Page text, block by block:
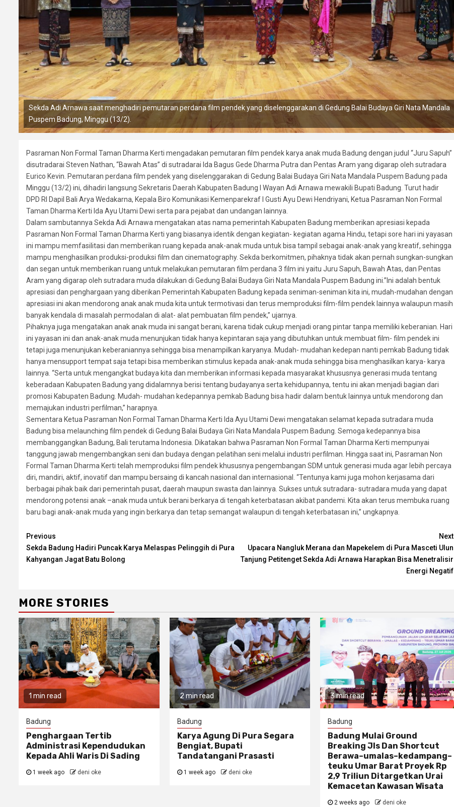
Sekda Adi Arnawa saat menghadiri pemutaran perdana film pendek yang diselenggarakan di Gedung Balai Budaya Giri Nata Mandala
Puspem Badung, Minggu (13/2).
Pasraman Non Formal Taman Dharma Kerti mengadakan pemutaran film pendek karya anak muda Badung dengan judul “Juru Sapuh”
disutradarai Steven Nathan, “Bawah Atas” di sutradarai Ida Bagus Gede Dharma Putra dan Pentas Aram yang digarap oleh sutradara
Eurico Kevin. Pemutaran perdana film pendek yang diselenggarakan di Gedung Balai Budaya Giri Nata Mandala Puspem Badung pada
Minggu (13/2) ini, dihadiri langsung Sekretaris Daerah Kabupaten Badung I Wayan Adi Arnawa mewakili Bupati Badung. Turut hadir
DPD RI Dapil Bali Arya Wedakarna, Kepala Biro Komunikasi Kemenparekraf I Gusti Ayu Dewi Hendriyani, Ketua Pasraman Non Formal
Taman Dharma Kerti Ida Ayu Utami Dewi serta para pejabat dan undangan lainnya.
Dalam sambutannya Sekda Adi Arnawa mengatakan atas nama pemerintah Kabupaten Badung memberikan apresiasi kepada
Pasraman Non Formal Taman Dharma Kerti yang biasanya identik dengan kegiatan- kegiatan agama Hindu, tetapi sore hari ini yayasan
ini mampu memfasilitasi dan memberikan ruang kepada anak-anak muda untuk bisa tampil sebagai anak-anak yang kreatif, sehingga
mampu menghasilkan produksi-produksi film dan cinematography. Sekda berkomitmen, pihaknya tidak akan pernah sungkan-sungkan
dan segan untuk memberikan ruang untuk melakukan pemutaran film perdana 3 film ini yaitu Juru Sapuh, Bawah Atas, dan Pentas
Aram yang digarap oleh sutradara muda dilakukan di Gedung Balai Budaya Giri Nata Mandala Puspem Badung ini.”Ini adalah bentuk
apresiasi dan penghargaan yang diberikan Pemerintah Kabupaten Badung kepada seniman-seniman kita ini, mudah-mudahan dengan
apresiasi ini akan mendorong anak anak muda kita untuk termotivasi dan terus memproduksi film-film pendek lainnya walaupun masih
banyak kendala di masalah permodalan di alat- alat pembuatan film pendek,” ujarnya.
Pihaknya juga mengatakan anak anak muda ini sangat berani, karena tidak cukup menjadi orang pintar tanpa memiliki keberanian. Hari
ini yayasan ini dan anak-anak muda menunjukan tidak hanya kepintaran saja yang dibutuhkan untuk membuat film- film pendek ini
tetapi juga menunjukan keberaniannya sehingga bisa menampilkan karyanya. Mudah- mudahan kedepan nanti pemkab Badung tidak
hanya mensupport tempat saja tetapi bisa memberikan stimulus kepada anak-anak muda sehingga bisa menghasilkan karya- karya
lainnya. “Serta untuk mengangkat budaya kita dan memberikan informasi kepada masyarakat khususnya generasi muda tentang
keberadaan Kabupaten Badung yang didalamnya berisi tentang budayanya serta kehidupannya, tentu ini akan menjadi bagian dari
promosi Kabupaten Badung. Mudah- mudahan kedepannya pemkab Badung bisa hadir dalam bentuk lainnya untuk mendorong dan
memajukan industri perfilman,” harapnya.
Sementara Ketua Pasraman Non Formal Taman Dharma Kerti Ida Ayu Utami Dewi mengatakan selamat kepada sutradara muda
Badung bisa melaunching film pendek di Gedung Balai Budaya Giri Nata Mandala Puspem Badung. Semoga kedepannya bisa
membanggangkan Badung, Bali terutama Indonesia. Dikatakan bahwa Pasraman Non Formal Taman Dharma Kerti mempunyai
tanggung jawab mengembangkan seni dan budaya dengan pelatihan seni melalui industri perfilman. Hingga saat ini, Pasraman Non
Formal Taman Dharma Kerti telah memproduksi film pendek khususnya pengembangan SDM untuk generasi muda agar lebih percaya
diri, mandiri, aktif, inovatif dan mampu bersaing di kancah nasional dan internasional. “Tentunya kami juga mohon kerjasama dari
berbagai pihak baik dari pemerintah pusat, daerah maupun swasta dan lainnya. Sukses untuk sutradara- sutradara muda yang dapat
mendorong potensi anak –anak muda untuk berani berkarya di tengah keterbatasan akibat pandemi. Kita akan terus membuka ruang
baru bagi anak-anak muda yang ingin berkarya dan tetap semangat walaupun di tengah keterbatasan ini,” ungkapnya.
Continue
Reading
Previous
Sekda Badung Hadiri Puncak Karya Melaspas Pelinggih di Pura
Kahyangan Jagat Batu Bolong
Next
Upacara Nangluk Merana dan Mapekelem di Pura Masceti Ulun
Tanjung Petitenget Sekda Adi Arnawa Harapkan Bisa Menetralisir
Energi Negatif
MORE STORIES
1 min read
Badung
Penghargaan Tertib
Administrasi Kependudukan
Kepada Ahli Waris Di Sading
1 week ago deni oke
2 min read
Badung
Karya Agung Di Pura Segara
Bengiat, Bupati
Tandatangani Prasasti
1 week ago deni oke
3 min read
Badung
Badung Mulai Ground
Breaking Jls Dan Shortcut
Berawa–umalas–kedampang–
teuku Umar Barat Proyek Rp
2,9 Triliun Ditargetkan Urai
Kemacetan Kawasan Wisata
2 weeks ago deni oke